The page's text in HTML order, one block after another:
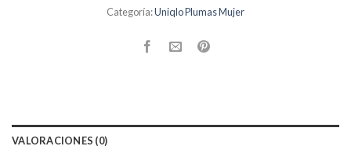
Categoría:Uniqlo Plumas Mujer
VALORACIONES (0)